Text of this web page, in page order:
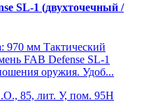
SL-1 (двухточечный /
мм Тактический
FAB Defense SL-1
оружия. Удоб...
85, лит. У, пом. 95Н